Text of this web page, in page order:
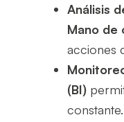
Análisis
Mano de
acciones
(BI)
constante.